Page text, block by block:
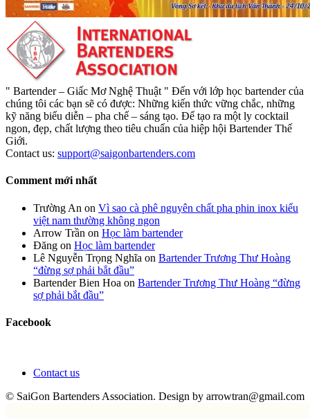
" Bartender – Giấc Mơ Nghệ Thuật " Đến với lớp học bartender của
chúng tôi các bạn sẽ có được: Những kiến thức vững chắc, những
kỹ năng biểu diễn – pha chế – sáng tạo. Để tạo ra một ly cocktail
ngon, đẹp, chất lượng theo tiêu chuẩn của hiệp hội Bartender Thế
Giới.
Contact us: support@saigonbartenders.com
Comment mới nhất
Trường An on Vì sao cà phê nguyên chất pha phin inox kiểu
việt nam thường không ngon
Arrow Trần on Học làm bartender
Đăng on Học làm bartender
Lê Nguyễn Trọng Nghĩa on Bartender Trương Thư Hoàng
“đừng sợ phải bắt đầu”
Bartender Bien Hoa on Bartender Trương Thư Hoàng “đừng
sợ phải bắt đầu”
Facebook
Contact us
© SaiGon Bartenders Association. Design by arrowtran@gmail.com